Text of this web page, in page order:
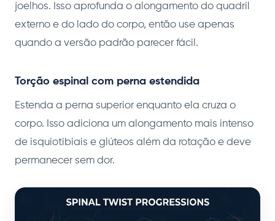
joelhos. Isso aprofunda o alongamento do quadril
externo e do lado do corpo, então use apenas
quando a versão padrão parecer fácil.
Torção espinal com perna estendida
Estenda a perna superior enquanto ela cruza o
corpo. Isso adiciona um alongamento mais intenso
de isquiotibiais e glúteos além da rotação e deve
permanecer sem dor.